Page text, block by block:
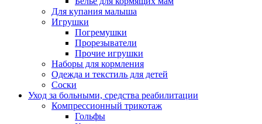
Для купания малыша
Игрушки
Погремушки
Прорезыватели
Прочие игрушки
Наборы для кормления
Одежда и текстиль для детей
Соски
Уход за больными, средства реабилитации
Компрессионный трикотаж
Гольфы